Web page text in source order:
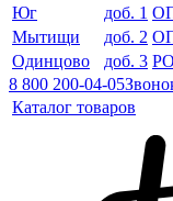
Юг
доб. 1
Мытищи
доб. 2
Одинцово
доб. 3
8 800 200-04-05
Каталог товаров